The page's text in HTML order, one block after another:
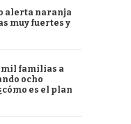
alerta naranja
muy fuertes y
familias a
ocho
es el plan